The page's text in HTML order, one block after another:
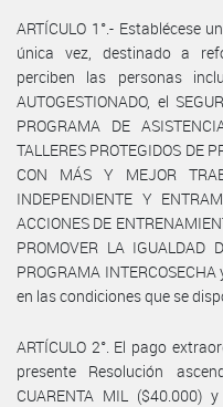
ARTÍCULO 1°.- Establécese
única vez, destinado a
perciben las personas
AUTOGESTIONADO, el
PROGRAMA DE
TALLERES PROTEGIDOS DE
CON MÁS Y MEJOR
INDEPENDIENTE Y
ACCIONES DE
PROMOVER LA IGUALDAD
PROGRAMA
en las condiciones que se
ARTÍCULO 2°. El pago
presente Resolución
CUARENTA MIL ($40.000)